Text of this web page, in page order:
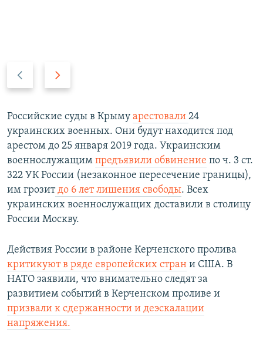
д
ы
д
у
щ
и
й
с
а
й
д
д
у
ю
щ
и
й
с
л
й
д
Российские суды в Крыму арестовали 24
украинских военных. Они будут находится под
арестом до 25 января 2019 года. Украинским
военнослужащим предъявили обвинение по ч. 3 ст.
322 УК России (незаконное пересечение границы),
им грозитдо 6 лет лишения свободы. Всех
украинских военнослужащих доставили в столицу
России Москву.​
Действия России в районе Керченского пролива
критикуют в ряде европейских стран и США. В
НАТО заявили, что внимательно следят за
развитием событий в Керченском проливе и
призвали к сдержанности и деэскалации
напряжения.